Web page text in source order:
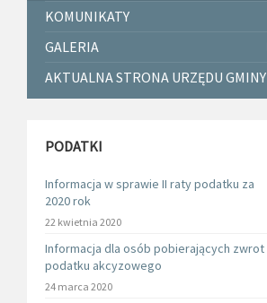
KOMUNIKATY
GALERIA
AKTUALNA STRONA URZĘDU GMINY
PODATKI
Informacja w sprawie II raty podatku za
2020 rok
22 kwietnia 2020
Informacja dla osób pobierających zwrot
podatku akcyzowego
24 marca 2020